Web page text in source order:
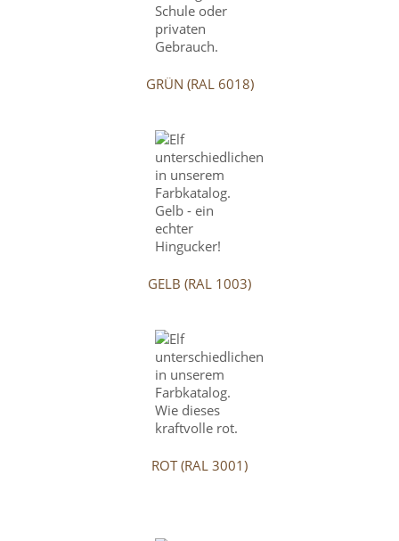
GRÜN (RAL 6018)
GELB (RAL 1003)
ROT (RAL 3001)